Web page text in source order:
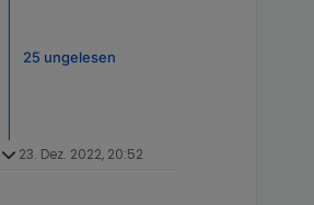
25 ungelesen
23. Dez. 2022, 20:52